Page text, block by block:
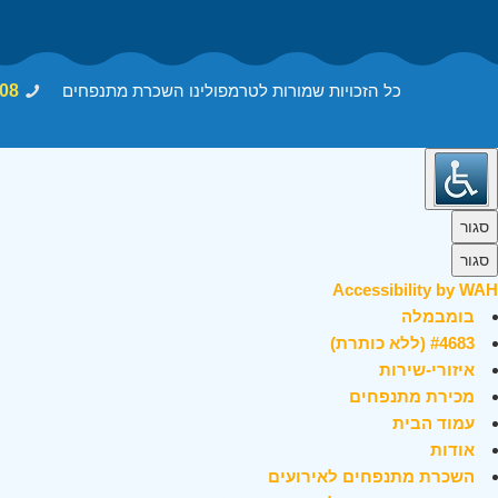
כל הזכויות שמורות לטרמפולינו השכרת מתנפחים
סגור
סגור
Accessibility by WAH
בומבמלה
#4683 (ללא כותרת)
איזורי-שירות
מכירת מתנפחים
עמוד הבית
אודות
השכרת מתנפחים לאירועים